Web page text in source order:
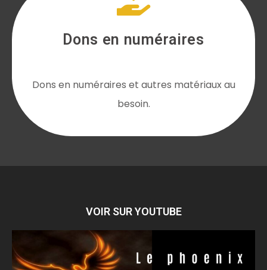
Dons en numéraires
Dons en numéraires et autres matériaux au
besoin.
VOIR SUR YOUTUBE